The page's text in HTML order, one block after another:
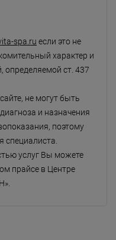
spa.ru если это не
характер и
определяемой ст. 437
не могут быть
и назначения
поэтому
специалиста.
услуг Вы можете
прайсе в Центре